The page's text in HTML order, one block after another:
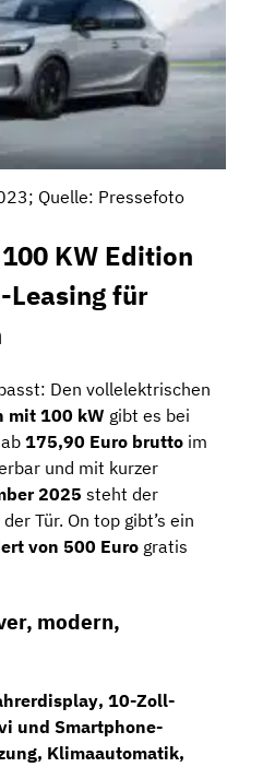
Quelle: Pressefoto
KW Edition
Leasing für
Den vollelektrischen
mit 100 kW gibt es bei
175,90 Euro brutto im
und mit kurzer
2025 steht der
Tür. On top gibt’s ein
von 500 Euro gratis
modern,
, 10-Zoll-
und Smartphone-
, Klimaautomatik,